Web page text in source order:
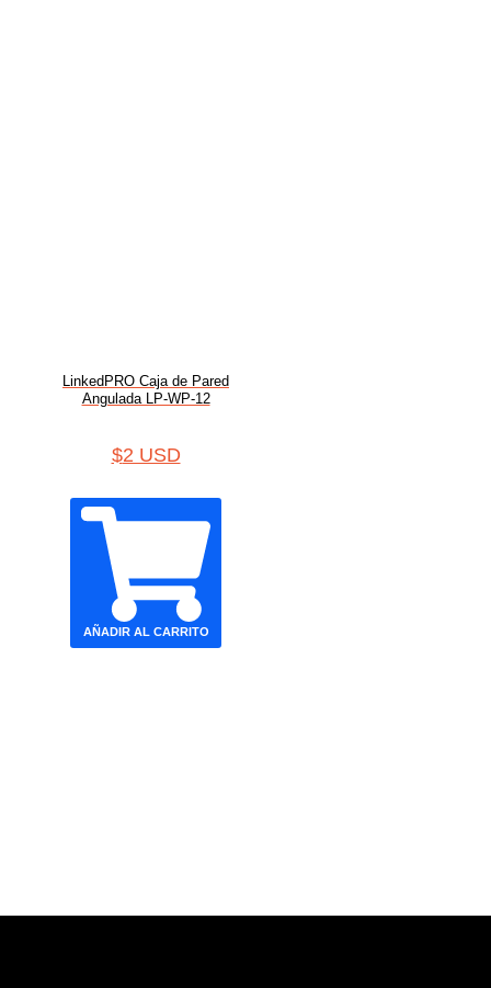
LinkedPRO Caja de Pared
Angulada LP-WP-12
$2 USD
AÑADIR AL CARRITO